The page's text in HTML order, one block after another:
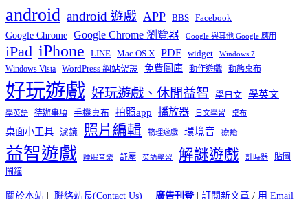
android android 遊戲 APP BBS Facebook
Google Chrome Google Chrome 瀏覽器 Google 與其他 Google 應用
iPad iPhone LINE Mac OS X PDF widget Windows 7
Windows Vista WordPress 網站架設 免費圖庫 動作遊戲 動態桌布
好玩遊戲 好玩遊戲、休閒益智 學日文 學英文
學英語 待辦事項 手機桌布 拍照app 播放器 日文學習 桌布
桌面小工具 濾鏡 照片編輯 物理遊戲 環境音 療癒
益智遊戲 睡眠音樂 舒壓 英語學習 解謎遊戲 計時器
貼圖
鬧鐘
關於本站 | 聯絡站長(Contact Us) | 廣告刊登| 訂閱新文章 / 用 Email